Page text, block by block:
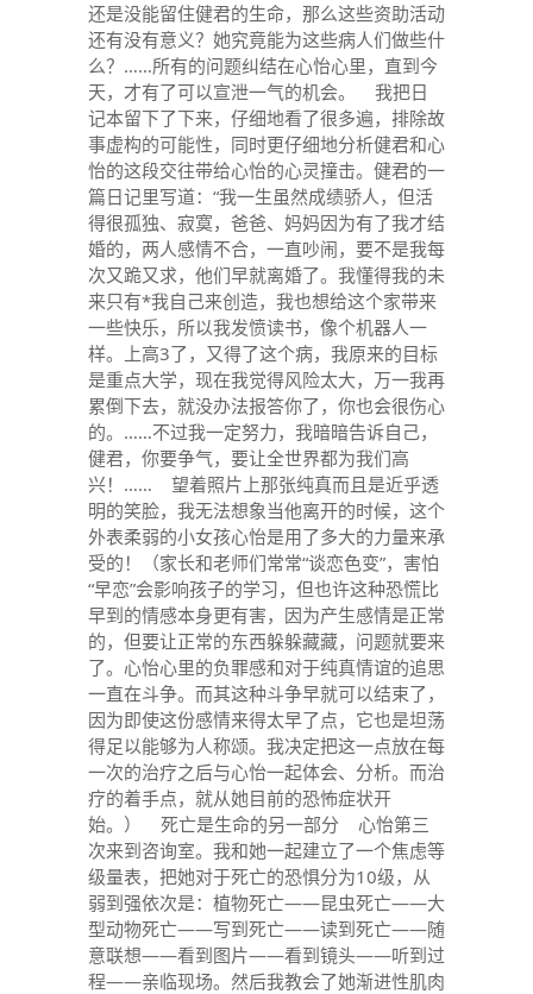
还是没能留住健君的生命，那么这些资助活动
还有没有意义？她究竟能为这些病人们做些什
么？……所有的问题纠结在心怡心里，直到今
天，才有了可以宣泄一气的机会。 我把日
记本留下了下来，仔细地看了很多遍，排除故
事虚构的可能性，同时更仔细地分析健君和心
怡的这段交往带给心怡的心灵撞击。健君的一
篇日记里写道：“我一生虽然成绩骄人，但活
得很孤独、寂寞，爸爸、妈妈因为有了我才结
婚的，两人感情不合，一直吵闹，要不是我每
次又跪又求，他们早就离婚了。我懂得我的未
来只有*我自己来创造，我也想给这个家带来
一些快乐，所以我发愤读书，像个机器人一
样。上高3了，又得了这个病，我原来的目标
是重点大学，现在我觉得风险太大，万一我再
累倒下去，就没办法报答你了，你也会很伤心
的。……不过我一定努力，我暗暗告诉自己，
健君，你要争气，要让全世界都为我们高
兴！…… 望着照片上那张纯真而且是近乎透
明的笑脸，我无法想象当他离开的时候，这个
外表柔弱的小女孩心怡是用了多大的力量来承
受的！（家长和老师们常常“谈恋色变”，害怕
“早恋”会影响孩子的学习，但也许这种恐慌比
早到的情感本身更有害，因为产生感情是正常
的，但要让正常的东西躲躲藏藏，问题就要来
了。心怡心里的负罪感和对于纯真情谊的追思
一直在斗争。而其这种斗争早就可以结束了，
因为即使这份感情来得太早了点，它也是坦荡
得足以能够为人称颂。我决定把这一点放在每
一次的治疗之后与心怡一起体会、分析。而治
疗的着手点，就从她目前的恐怖症状开
始。） 死亡是生命的另一部分 心怡第三
次来到咨询室。我和她一起建立了一个焦虑等
级量表，把她对于死亡的恐惧分为10级，从
弱到强依次是：植物死亡——昆虫死亡——大
型动物死亡——写到死亡——读到死亡——随
意联想——看到图片——看到镜头——听到过
程——亲临现场。然后我教会了她渐进性肌肉